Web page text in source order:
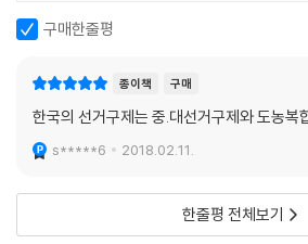
판정한 것이다. 일본의 선거구획정 인구편차 기
가장 많은 것을 가장 적은 것으로 나누어 얻은
우리나라의 경우는 어떠한가? 제19대 총선에
구의 인구편차는 약 1 대 3 정도였다. 일본이나
부지기수일 것이다.
구매한줄평
종이책 구매
한국의 선거구제는 중.대선거구제와 도농복
s*****6 2018.02.11.
한줄평 전체보기